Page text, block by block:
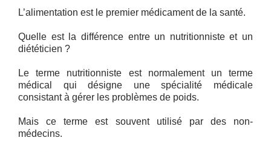
L’alimentation est le premier médicament de la santé.
Quelle est la différence entre un nutritionniste et un
diététicien ?
Le terme nutritionniste est normalement un terme
médical qui désigne une spécialité médicale
consistant à gérer les problèmes de poids.
Mais ce terme est souvent utilisé par des non-
médecins.